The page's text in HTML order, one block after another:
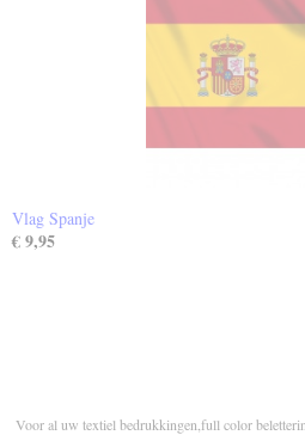
Vlag Spanje
€ 9,95
Voor al uw textiel bedrukkingen,full color